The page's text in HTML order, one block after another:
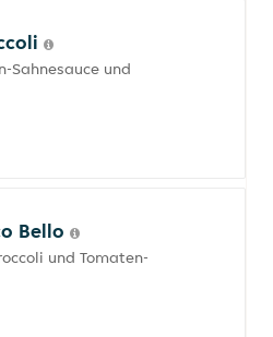
Sahnesauce und
Bello
und Tomaten-